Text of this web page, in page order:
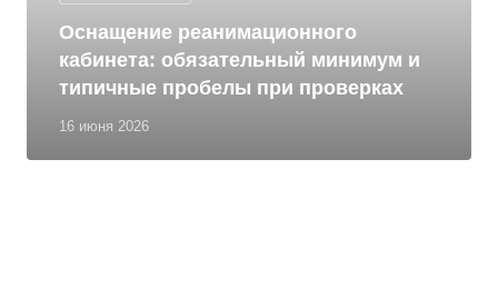
16 июня 2026
Оснащение реанимационного
кабинета: обязательный минимум и
типичные пробелы при проверках